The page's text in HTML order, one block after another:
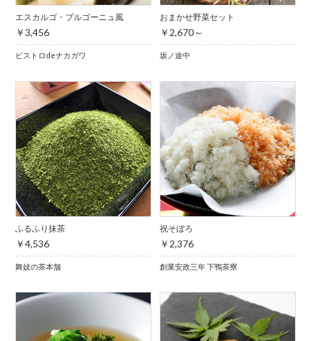
エスカルゴ・ブルゴーニュ風
￥3,456
ビストロdeナカガワ
おまかせ野菜セット
￥2,670～
坂ノ途中
ふるふり抹茶
￥4,536
舞妓の茶本舗
祝そぼろ
￥2,376
創業安政三年 下鴨茶寮